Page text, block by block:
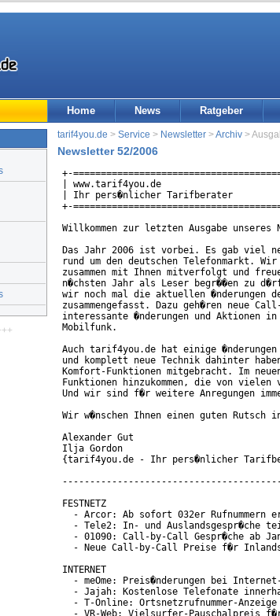
Home News Ratgeber
tarif4you.de > Service > Newsletter > Archiv >
Newsletter 52/2006
+-
| www.tarif4you.de
| Ihr pers�nlicher Tarifberater
+-
Willkommen zur letzten Ausgabe
Das Jahr 2006 ist vorbei. Es gab viel
rund um den deutschen Telefonmarkt.
zusammen mit Ihnen mitverfolgt und
n�chsten Jahr als Leser begr��en zu
wir noch mal die aktuellen �nderungen
zusammengefasst. Dazu geh�ren neue
interessante �nderungen und Aktionen
Mobilfunk.
Auch tarif4you.de hat einige
und komplett neue Technik dahinter
Komfort-Funktionen mitgebracht. Im
Funktionen hinzukommen, die von vielen
Und wir sind f�r weitere Anregungen
Wir w�nschen Ihnen einen guten Rutsch
Alexander Gut
Ilja Gordon
{tarif4you.de - Ihr pers�nlicher
FESTNETZ
- Arcor: Ab sofort 032er Rufnummern
- Tele2: In- und Auslandsgespr�che
- 01090: Call-by-Call Gespr�che ab
- Neue Call-by-Call Preise f�r
INTERNET
- meOme: Preis�nderungen bei
- Jajah: Kostenlose Telefonate
- T-Online: Ortsnetzrufnummer-
- VR-Web: Vielsurfer-Pauschalpreis